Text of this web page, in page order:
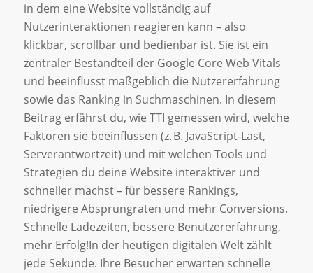
in dem eine Website vollständig auf
Nutzerinteraktionen reagieren kann – also
klickbar, scrollbar und bedienbar ist. Sie ist ein
zentraler Bestandteil der Google Core Web Vitals
und beeinflusst maßgeblich die Nutzererfahrung
sowie das Ranking in Suchmaschinen. In diesem
Beitrag erfährst du, wie TTI gemessen wird, welche
Faktoren sie beeinflussen (z. B. JavaScript-Last,
Serverantwortzeit) und mit welchen Tools und
Strategien du deine Website interaktiver und
schneller machst – für bessere Rankings,
niedrigere Absprungraten und mehr Conversions.
Schnelle Ladezeiten, bessere Benutzererfahrung,
mehr Erfolg!In der heutigen digitalen Welt zählt
jede Sekunde. Ihre Besucher erwarten schnelle